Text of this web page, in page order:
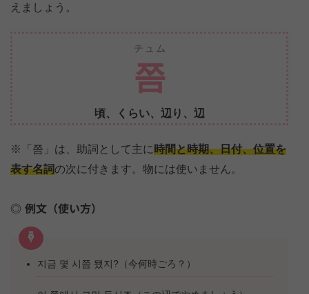
えましょう。
쯤
チュム
頃、くらい、辺り、辺
※「쯤」は、助詞として主に時間と時期、日付、位置を
表す名詞の次に付きます。物には使いません。
例文（使い方）
지금 몇 시쯤 됐지?（今何時ごろ？）